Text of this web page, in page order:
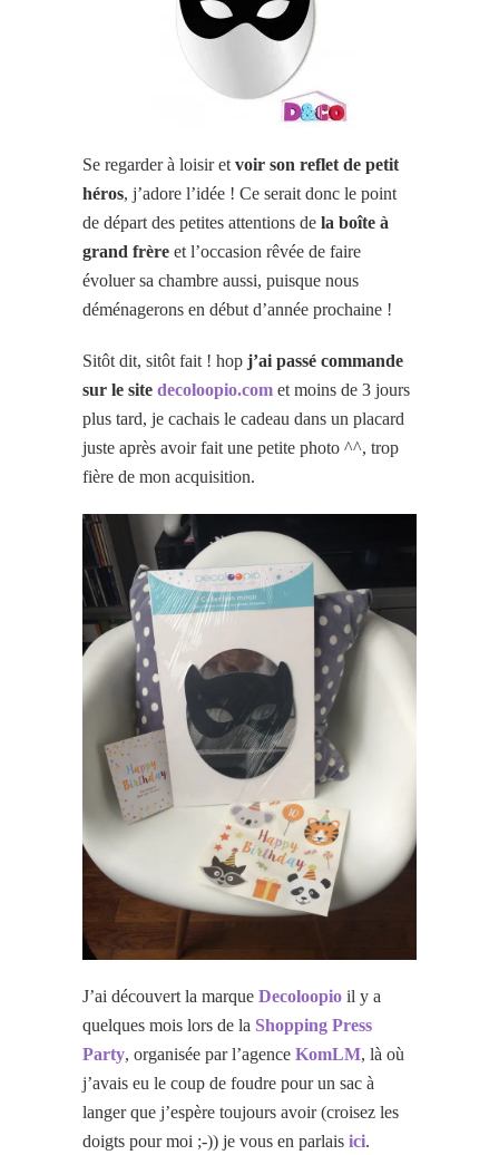
Se regarder à loisir et voir son reflet de petit
héros, j’adore l’idée ! Ce serait donc le point
de départ des petites attentions de la boîte à
grand frère et l’occasion rêvée de faire
évoluer sa chambre aussi, puisque nous
déménagerons en début d’année prochaine !
Sitôt dit, sitôt fait ! hop j’ai passé commande
sur le site decoloopio.com et moins de 3 jours
plus tard, je cachais le cadeau dans un placard
juste après avoir fait une petite photo ^^, trop
fière de mon acquisition.
J’ai découvert la marque Decoloopio il y a
quelques mois lors de la Shopping Press
Party, organisée par l’agence KomLM, là où
j’avais eu le coup de foudre pour un sac à
langer que j’espère toujours avoir (croisez les
doigts pour moi ;-)) je vous en parlais ici.